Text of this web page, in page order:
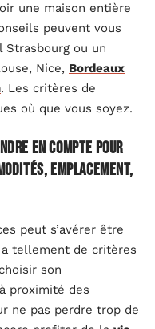
une maison entière
peuvent vous
ou un
Nice, Bordeaux
. Les critères de
où que vous soyez.
en compte pour
emplacement,
peut s’avérer être
tellement de critères
son
proximité des
ne pas perdre trop de